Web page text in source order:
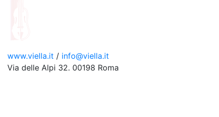
www.viella.it / info@viella.it
Via delle Alpi 32. 00198 Roma